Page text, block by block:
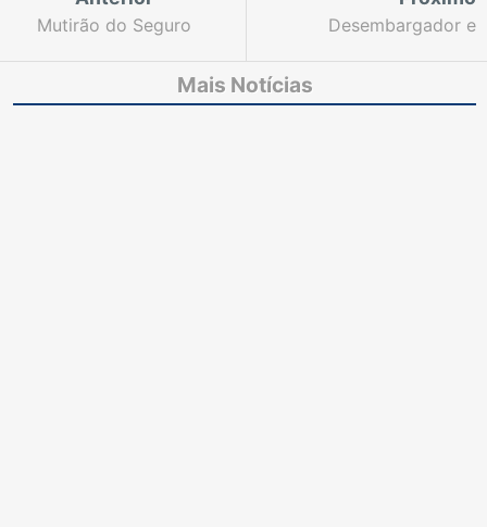
Mutirão do Seguro
1.340 audiências no
Fórum até sexta
Desembargador e
se reúnem para tratar
da Meta 6/2016 do
Mais Notícias